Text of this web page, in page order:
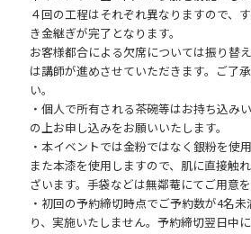
４回の工程はそれぞれ異なりますので、
き金継ぎが完了となります。
お客様都合による欠席については振り替
は講師が進めさせていただきます。ご了
い。
・個人で所有される茶碗等はお持ち込み
の上お申し込みをお願いいたします。
・本イベントでは金粉ではなく銀粉を使用
また本漆を使用しますので、肌に直接触
ざいます。手袋などは無鄰菴にてご用意を
・初回の予約締切時点でご予約数が4名
り、実施いたしません。予約締切翌日中